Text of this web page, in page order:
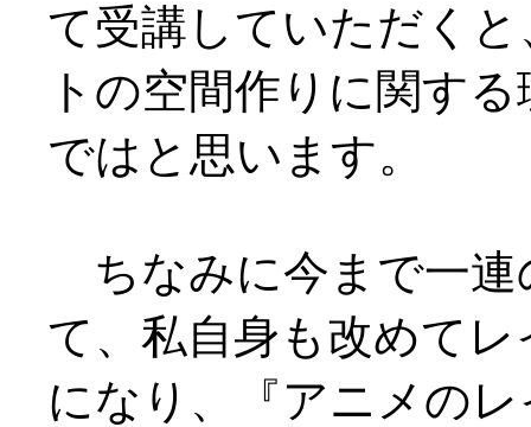
て受講していただく
トの空間作りに関す
ではと思います。
ちなみに今まで一連
て、私自身も改めて
になり、『アニメの